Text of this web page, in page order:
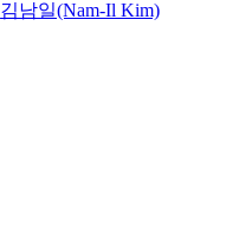
김남일(Nam-Il Kim)